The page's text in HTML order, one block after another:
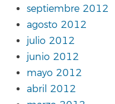
septiembre 2012
agosto 2012
julio 2012
junio 2012
mayo 2012
abril 2012